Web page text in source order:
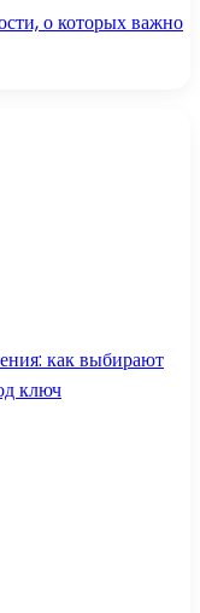
о которых важно
как выбирают
ключ